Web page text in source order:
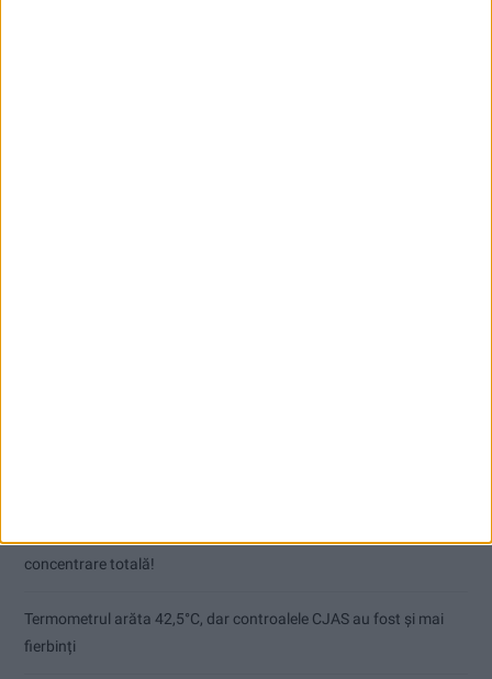
concentrare totală!
Termometrul arăta 42,5°C, dar controalele CJAS au fost și mai
fierbinți